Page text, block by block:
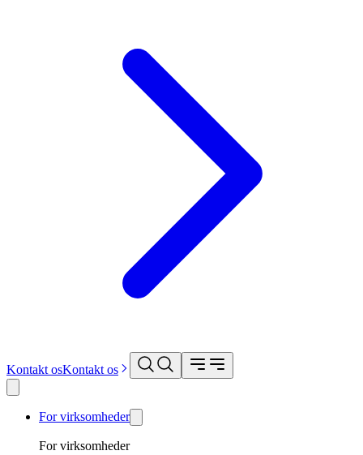
Kontakt osKontakt os
For virksomheder
For virksomheder